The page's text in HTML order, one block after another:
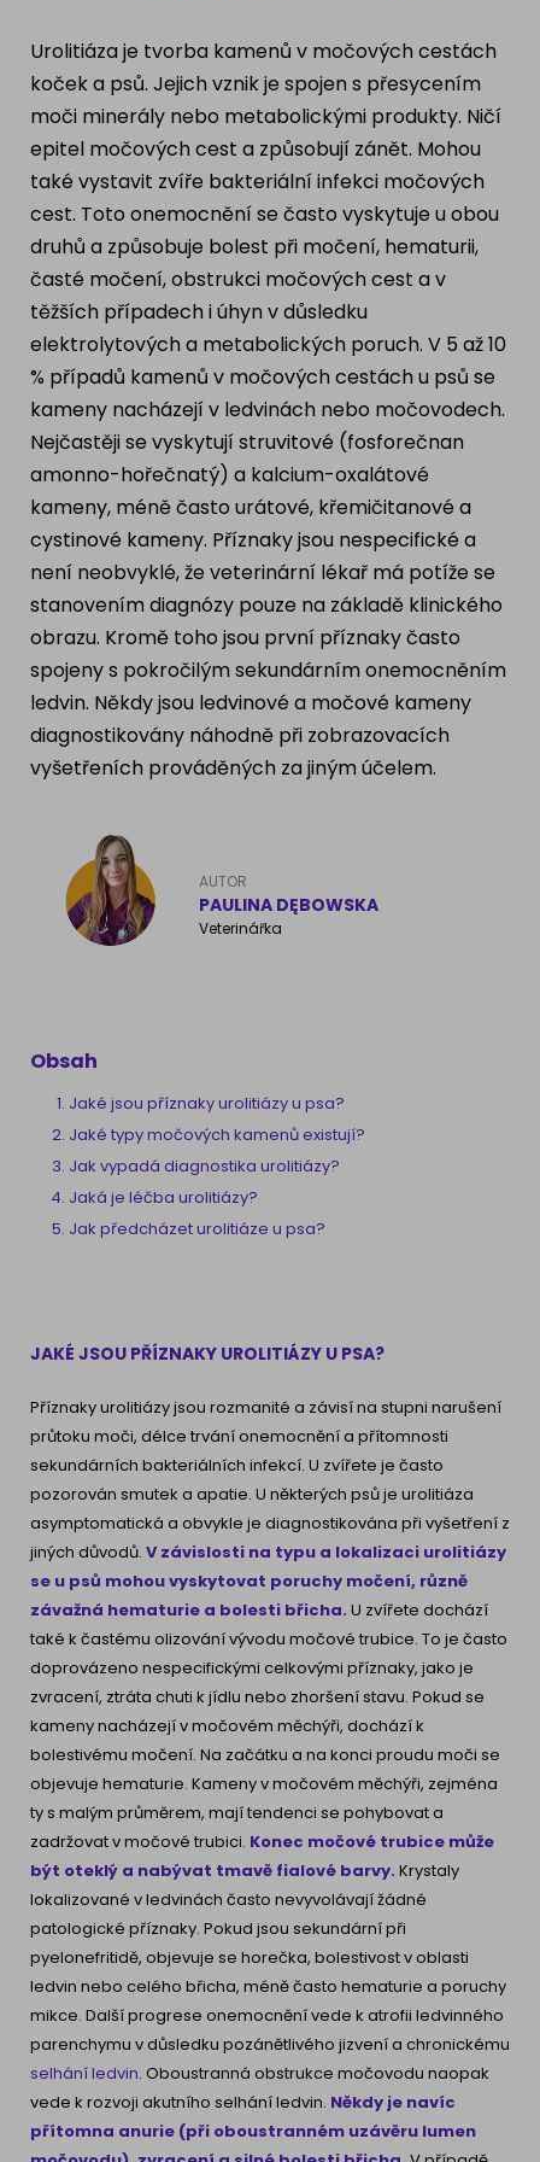
PLEMENA PSŮ
Francouzský buldog
Dalmatín
Zlatý retrívr
Německý ovčák
Atlas psů
Britská krátkosrstá kočka
Bengálská kočka
Kanadský Sphynx
Urolitiáza je tvorba kamenů v močových cestách
koček a psů. Jejich vznik je spojen s přesycením
moči minerály nebo metabolickými produkty. Ničí
epitel močových cest a způsobují zánět. Mohou
také vystavit zvíře bakteriální infekci močových
cest. Toto onemocnění se často vyskytuje u obou
druhů a způsobuje bolest při močení, hematurii,
časté močení, obstrukci močových cest a v
těžších případech i úhyn v důsledku
elektrolytových a metabolických poruch. V 5 až 10
% případů kamenů v močových cestách u psů se
kameny nacházejí v ledvinách nebo močovodech.
Nejčastěji se vyskytují struvitové (fosforečnan
amonno-hořečnatý) a kalcium-oxalátové
kameny, méně často urátové, křemičitanové a
cystinové kameny. Příznaky jsou nespecifické a
není neobvyklé, že veterinární lékař má potíže se
stanovením diagnózy pouze na základě klinického
obrazu. Kromě toho jsou první příznaky často
spojeny s pokročilým sekundárním onemocněním
ledvin. Někdy jsou ledvinové a močové kameny
diagnostikovány náhodně při zobrazovacích
vyšetřeních prováděných za jiným účelem.
AUTOR
PAULINA DĘBOWSKA
Veterinářka
Obsah
Jaké jsou příznaky urolitiázy u psa?
Jaké typy močových kamenů existují?
Jak vypadá diagnostika urolitiázy?
Jaká je léčba urolitiázy?
Jak předcházet urolitiáze u psa?
JAKÉ JSOU PŘÍZNAKY UROLITIÁZY U PSA?
Příznaky urolitiázy jsou rozmanité a závisí na stupni narušení
průtoku moči, délce trvání onemocnění a přítomnosti
sekundárních bakteriálních infekcí. U zvířete je často
pozorován smutek a apatie. U některých psů je urolitiáza
asymptomatická a obvykle je diagnostikována při vyšetření z
jiných důvodů. V závislosti na typu a lokalizaci urolitiázy
se u psů mohou vyskytovat poruchy močení, různě
závažná hematurie a bolesti břicha. U zvířete dochází
také k častému olizování vývodu močové trubice. To je často
doprovázeno nespecifickými celkovými příznaky, jako je
zvracení, ztráta chuti k jídlu nebo zhoršení stavu. Pokud se
kameny nacházejí v močovém měchýři, dochází k
bolestivému močení. Na začátku a na konci proudu moči se
objevuje hematurie. Kameny v močovém měchýři, zejména
ty s malým průměrem, mají tendenci se pohybovat a
zadržovat v močové trubici. Konec močové trubice může
být oteklý a nabývat tmavě fialové barvy. Krystaly
lokalizované v ledvinách často nevyvolávají žádné
patologické příznaky. Pokud jsou sekundární při
pyelonefritidě, objevuje se horečka, bolestivost v oblasti
ledvin nebo celého břicha, méně často hematurie a poruchy
mikce. Další progrese onemocnění vede k atrofii ledvinného
parenchymu v důsledku pozánětlivého jizvení a chronickému
selhání ledvin. Oboustranná obstrukce močovodu naopak
vede k rozvoji akutního selhání ledvin. Někdy je navíc
přítomna anurie (při oboustranném uzávěru lumen